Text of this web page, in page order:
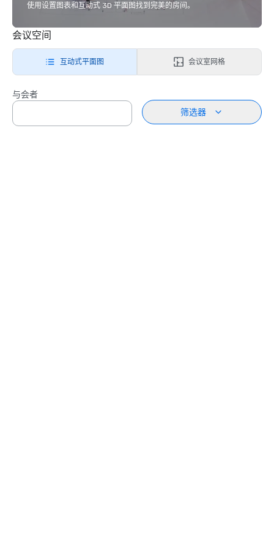
使用设置图表和互动式 3D 平面图找到完美的房间。
会议空间
互动式平面图 会议室网格
与会者
筛选器